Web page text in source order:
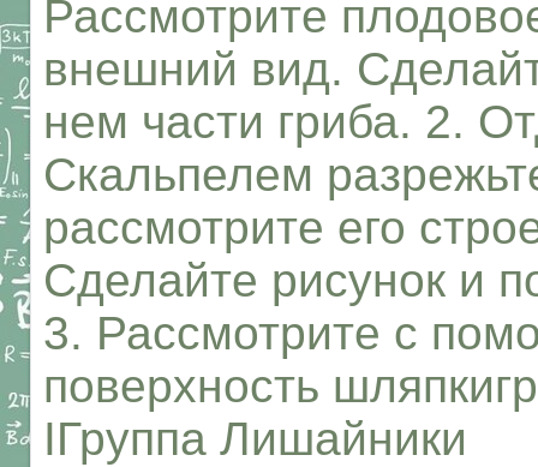
Рассмотрите
внешний вид.
нем части гриба. 2.
Скальпелем
рассмотрите его
Сделайте рисунок и
3. Рассмотрите с
поверхность
IГруппа Лишайники